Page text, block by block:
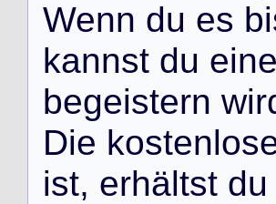
Wenn du es bi
kannst du eine
begeistern wir
Die kostenlos
ist, erhältst du